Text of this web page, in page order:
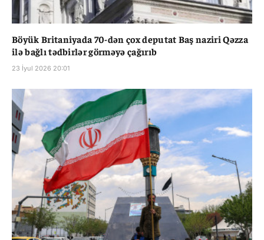
Böyük Britaniyada 70-dən çox deputat Baş naziri Qəzza
ilə bağlı tədbirlər görməyə çağırıb
23 İyul 2026 20:01